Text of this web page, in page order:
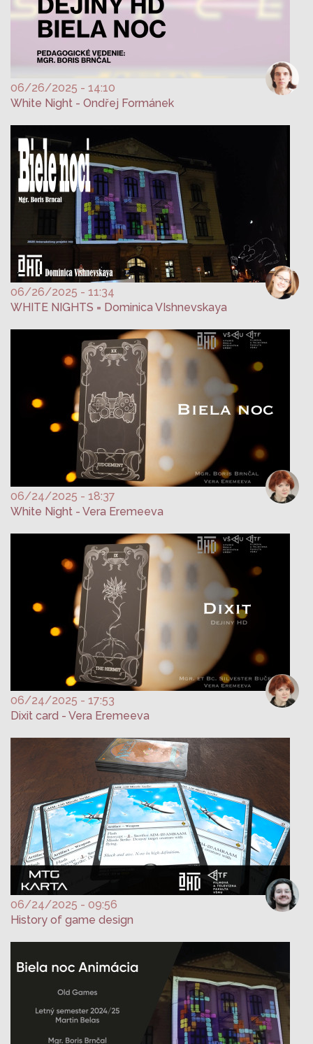
06/26/2025 - 14:10
White Night - Ondřej Formánek
06/26/2025 - 11:34
WHITE NIGHTS = Dominica VIshnevskaya
06/24/2025 - 18:37
White Night - Vera Eremeeva
06/24/2025 - 17:53
Dixit card - Vera Eremeeva
06/24/2025 - 09:56
History of game design